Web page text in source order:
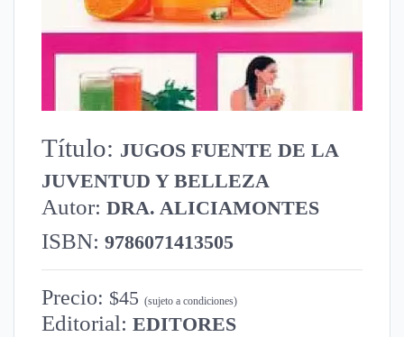
Título: JUGOS FUENTE DE LA
JUVENTUD Y BELLEZA
Autor: DRA. ALICIAMONTES
ISBN: 9786071413505
Precio: $45 (sujeto a condiciones)
Editorial: EDITORES